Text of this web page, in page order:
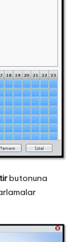
butonuna